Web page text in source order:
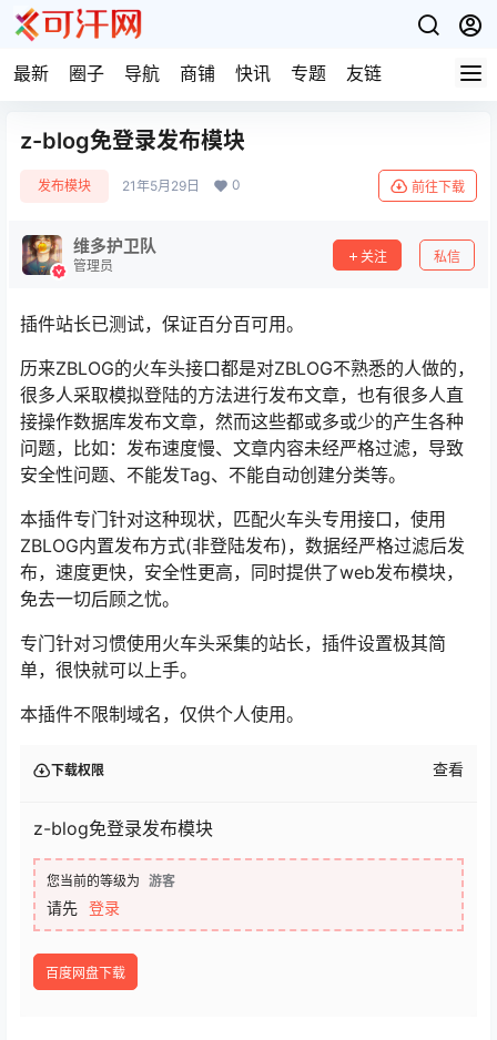
最新 圈子 导航 商铺 快讯 专题 友链
z-blog免登录发布模块
发布模块 21年5月29日 0 前往下载
维多护卫队
管理员
关注 私信
插件站长已测试，保证百分百可用。
历来ZBLOG的火车头接口都是对ZBLOG不熟悉的人做的，
很多人采取模拟登陆的方法进行发布文章，也有很多人直
接操作数据库发布文章，然而这些都或多或少的产生各种
问题，比如：发布速度慢、文章内容未经严格过滤，导致
安全性问题、不能发Tag、不能自动创建分类等。
本插件专门针对这种现状，匹配火车头专用接口，使用
ZBLOG内置发布方式(非登陆发布)，数据经严格过滤后发
布，速度更快，安全性更高，同时提供了web发布模块，
免去一切后顾之忧。
专门针对习惯使用火车头采集的站长，插件设置极其简
单，很快就可以上手。
本插件不限制域名，仅供个人使用。
下载权限 查看
z-blog免登录发布模块
您当前的等级为 游客
请先 登录
百度网盘下载